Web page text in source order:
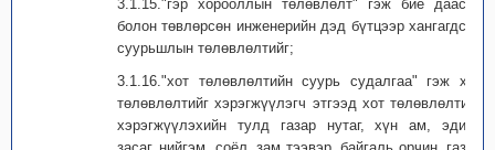
3.1.15."гэр хорооллын төлөвлөлт" гэж бие даасан
болон төвлөрсөн инженерийн дэд бүтцээр хангагдсан
суурьшлын төлөвлөлтийг;
3.1.16."хот төлөвлөлтийн суурь судалгаа" гэж хот
төлөвлөлтийг хэрэгжүүлэгч этгээд хот төлөвлөлтийг
хэрэгжүүлэхийн тулд газар нутаг, хүн ам, эдийн